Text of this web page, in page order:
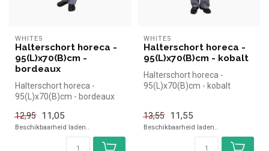
WHITES
Halterschort horeca -
95(L)x70(B)cm -
bordeaux
Halterschort horeca -
95(L)x70(B)cm - bordeaux
voor...
12,95 11,05
Beschikbaarheid laden..
WHITES
Halterschort horeca -
95(L)x70(B)cm - kobalt
Halterschort horeca -
95(L)x70(B)cm - kobalt
13,55
11,55
Beschikbaarheid laden..